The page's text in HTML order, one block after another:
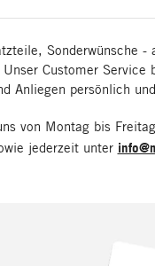
Sonderwünsche -
Customer Service
Anliegen persönlich
von Montag bis
jederzeit unter